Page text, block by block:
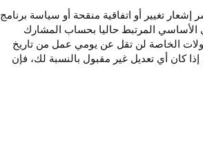
تغيير أو اتفاقية منقحة أو سياسة برنامج
الأساسي المرتبط حاليا بحساب المشارك
الخاصة لن تقل عن يومي عمل من تاريخ
كان أي تعديل غير مقبول بالنسبة لك، فإن